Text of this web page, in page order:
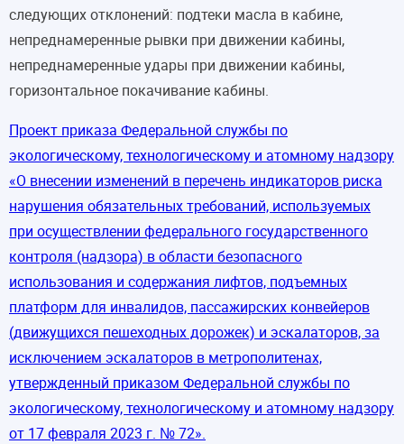
следующих отклонений: подтеки масла в кабине,
непреднамеренные рывки при движении кабины,
непреднамеренные удары ‎при движении кабины,
горизонтальное покачивание кабины.
Проект приказа Федеральной службы по
экологическому, технологическому и атомному надзору
«О внесении изменений в перечень индикаторов риска
нарушения обязательных требований, используемых
при осуществлении федерального государственного
контроля (надзора) в области безопасного
использования и содержания лифтов, подъемных
платформ для инвалидов, пассажирских конвейеров
(движущихся пешеходных дорожек) и эскалаторов, за
исключением эскалаторов в метрополитенах,
утвержденный приказом Федеральной службы по
экологическому, технологическому и атомному надзору
от 17 февраля 2023 г. № 72».